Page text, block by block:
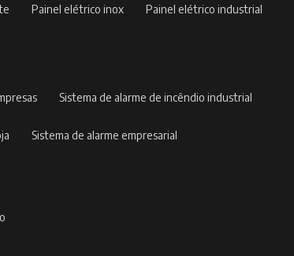
painel elétrico inox painel elétrico industrial
sistema de alarme de incêndio industrial
sistema de alarme empresarial